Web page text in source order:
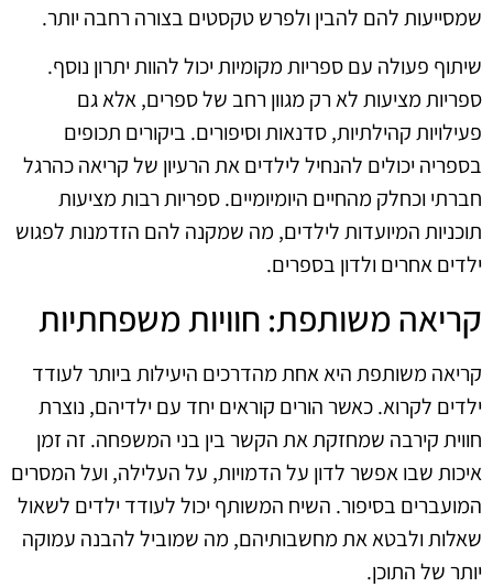
שמסייעות להם להבין ולפרש טקסטים בצורה רחבה יותר.
שיתוף פעולה עם ספריות מקומיות יכול להוות יתרון נוסף.
ספריות מציעות לא רק מגוון רחב של ספרים, אלא גם
פעילויות קהילתיות, סדנאות וסיפורים. ביקורים תכופים
בספריה יכולים להנחיל לילדים את הרעיון של קריאה כהרגל
חברתי וכחלק מהחיים היומיומיים. ספריות רבות מציעות
תוכניות המיועדות לילדים, מה שמקנה להם הזדמנות לפגוש
ילדים אחרים ולדון בספרים.
קריאה משותפת: חוויות משפחתיות
קריאה משותפת היא אחת מהדרכים היעילות ביותר לעודד
ילדים לקרוא. כאשר הורים קוראים יחד עם ילדיהם, נוצרת
חווית קירבה שמחזקת את הקשר בין בני המשפחה. זה זמן
איכות שבו אפשר לדון על הדמויות, על העלילה, ועל המסרים
המועברים בסיפור. השיח המשותף יכול לעודד ילדים לשאול
שאלות ולבטא את מחשבותיהם, מה שמוביל להבנה עמוקה
יותר של התוכן.